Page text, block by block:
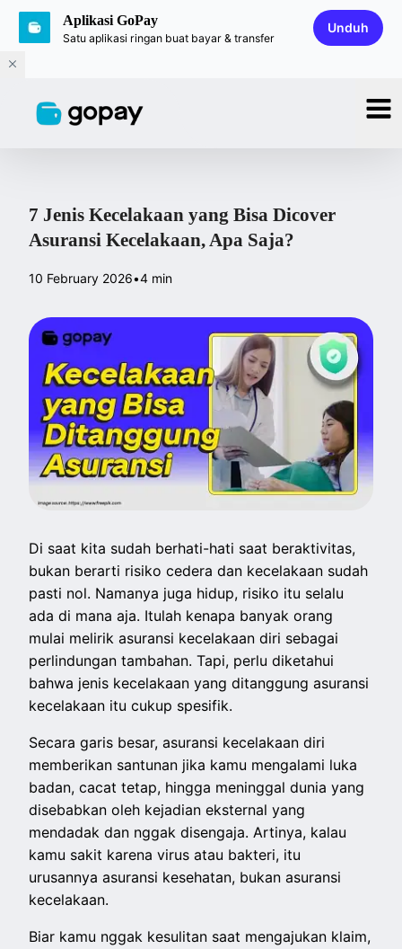
Aplikasi GoPay
Satu aplikasi ringan buat bayar & transfer
Unduh
7 Jenis Kecelakaan yang Bisa Dicover
Asuransi Kecelakaan, Apa Saja?
10 February 2026•4 min
Di saat kita sudah berhati-hati saat beraktivitas,
bukan berarti risiko cedera dan kecelakaan sudah
pasti nol. Namanya juga hidup, risiko itu selalu
ada di mana aja. Itulah kenapa banyak orang
mulai melirik asuransi kecelakaan diri sebagai
perlindungan tambahan. Tapi, perlu diketahui
bahwa jenis kecelakaan yang ditanggung asuransi
kecelakaan itu cukup spesifik.
Secara garis besar, asuransi kecelakaan diri
memberikan santunan jika kamu mengalami luka
badan, cacat tetap, hingga meninggal dunia yang
disebabkan oleh kejadian eksternal yang
mendadak dan nggak disengaja. Artinya, kalau
kamu sakit karena virus atau bakteri, itu
urusannya asuransi kesehatan, bukan asuransi
kecelakaan.
Biar kamu nggak kesulitan saat mengajukan klaim,